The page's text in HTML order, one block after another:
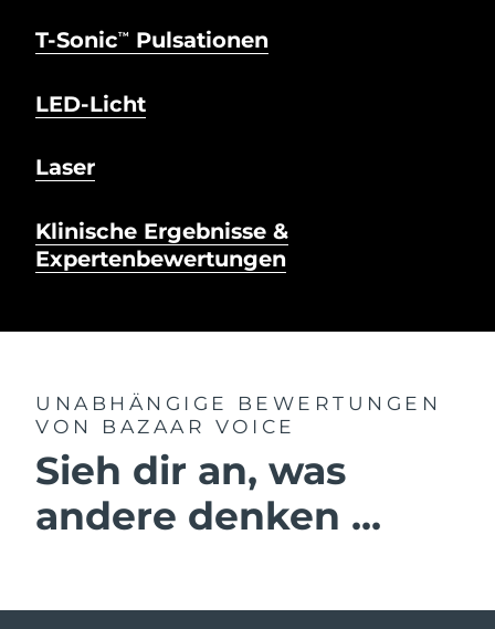
T-SonicTM Pulsationen
LED-Licht
Laser
Klinische Ergebnisse &
Expertenbewertungen
UNABHÄNGIGE BEWERTUNGEN
VON BAZAAR VOICE
Sieh dir an, was
andere denken ...